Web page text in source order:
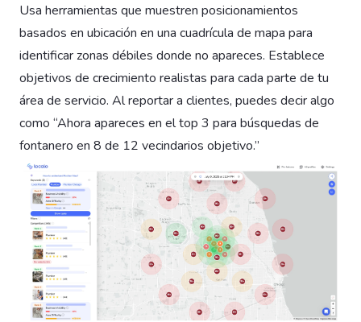
Usa herramientas que muestren posicionamientos
basados en ubicación en una cuadrícula de mapa para
identificar zonas débiles donde no apareces. Establece
objetivos de crecimiento realistas para cada parte de tu
área de servicio. Al reportar a clientes, puedes decir algo
como “Ahora apareces en el top 3 para búsquedas de
fontanero en 8 de 12 vecindarios objetivo.”